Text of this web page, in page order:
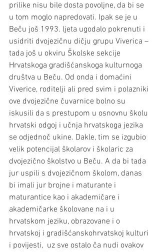
prilike nisu bile dosta povoljne, da bi se
u tom moglo napredovati. Ipak se je u
Beču još 1993. ljeta ugodalo pokrenuti i
usidriti dvojezičnu dičju grupu Viverica –
tada još u okviru Školske sekcije
Hrvatskoga gradišćanskoga kulturnoga
društva u Beču. Od onda i domaćini
Viverice, roditelji ali pred svim i polazniki
ove dvojezične čuvarnice bolno su
iskusili da s prestupom u osnovnu školu
hrvatski odgoj i učnja hrvatskoga jezika
se odjednoč ukine. Dakle, tim se izgubio
velik potencijal školarov i školaric za
dvojezično školstvo u Beču. A da bi tada
jur uspili s dvojezičnom školom, danas
bi imali jur brojne i maturante i
maturantice kao i akademičare i
akademičarke školovane na i u
hrvatskom jeziku, obrazovane i o
hrvatskoj i gradišćanskohrvatskoj kulturi
i povijesti,  uz sve ostalo ča nudi ovakov